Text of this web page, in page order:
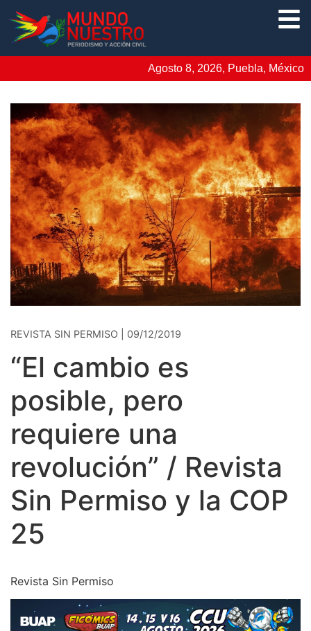
Agosto 8, 2026, Puebla, México
REVISTA SIN PERMISO | 09/12/2019
“El cambio es
posible, pero
requiere una
revolución” / Revista
Sin Permiso y la COP
25
Revista Sin Permiso